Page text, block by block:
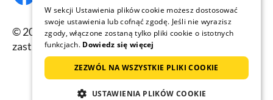
© 2026 Domy-letniskowe.com, wszelkie prawa
zastrzeżone.
W sekcji Ustawienia plików cookie możesz dostosować
swoje ustawienia lub cofnąć zgodę. Jeśli nie wyrazisz
zgody, włączone zostaną tylko pliki cookie o istotnych
funkcjach. Dowiedz się więcej
ZEZWÓL NA WSZYSTKIE PLIKI COOKIE
USTAWIENIA PLIKÓW COOKIE